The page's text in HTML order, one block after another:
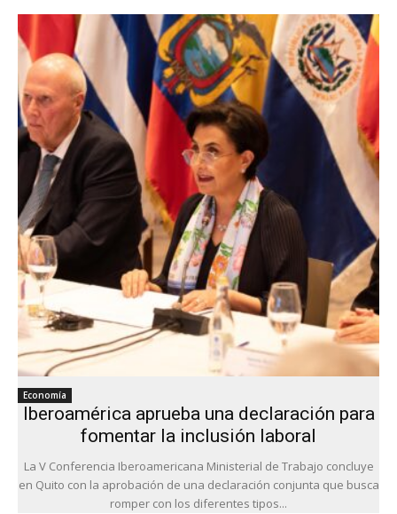
Economía
Iberoamérica aprueba una declaración para
fomentar la inclusión laboral
La V Conferencia Iberoamericana Ministerial de Trabajo concluye
en Quito con la aprobación de una declaración conjunta que busca
romper con los diferentes tipos...